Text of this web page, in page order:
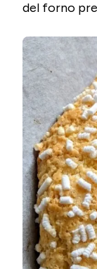
del forno